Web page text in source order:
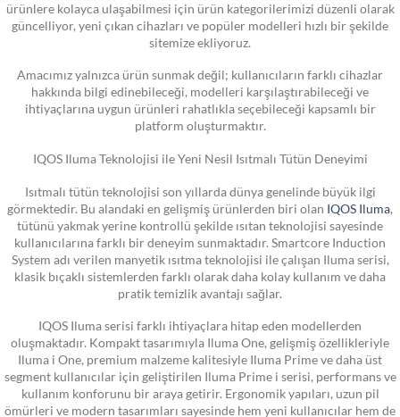
ürünlere kolayca ulaşabilmesi için ürün kategorilerimizi düzenli olarak
güncelliyor, yeni çıkan cihazları ve popüler modelleri hızlı bir şekilde
sitemize ekliyoruz.
Amacımız yalnızca ürün sunmak değil; kullanıcıların farklı cihazlar
hakkında bilgi edinebileceği, modelleri karşılaştırabileceği ve
ihtiyaçlarına uygun ürünleri rahatlıkla seçebileceği kapsamlı bir
platform oluşturmaktır.
IQOS Iluma Teknolojisi ile Yeni Nesil Isıtmalı Tütün Deneyimi
Isıtmalı tütün teknolojisi son yıllarda dünya genelinde büyük ilgi
görmektedir. Bu alandaki en gelişmiş ürünlerden biri olan IQOS Iluma,
tütünü yakmak yerine kontrollü şekilde ısıtan teknolojisi sayesinde
kullanıcılarına farklı bir deneyim sunmaktadır. Smartcore Induction
System adı verilen manyetik ısıtma teknolojisi ile çalışan Iluma serisi,
klasik bıçaklı sistemlerden farklı olarak daha kolay kullanım ve daha
pratik temizlik avantajı sağlar.
IQOS Iluma serisi farklı ihtiyaçlara hitap eden modellerden
oluşmaktadır. Kompakt tasarımıyla Iluma One, gelişmiş özellikleriyle
Iluma i One, premium malzeme kalitesiyle Iluma Prime ve daha üst
segment kullanıcılar için geliştirilen Iluma Prime i serisi, performans ve
kullanım konforunu bir araya getirir. Ergonomik yapıları, uzun pil
ömürleri ve modern tasarımları sayesinde hem yeni kullanıcılar hem de